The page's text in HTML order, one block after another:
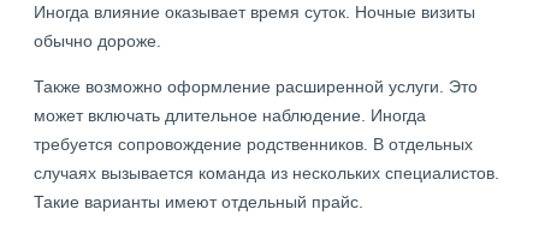
Иногда влияние оказывает время суток. Ночные визиты
обычно дороже.
Также возможно оформление расширенной услуги. Это
может включать длительное наблюдение. Иногда
требуется сопровождение родственников. В отдельных
случаях вызывается команда из нескольких специалистов.
Такие варианты имеют отдельный прайс.